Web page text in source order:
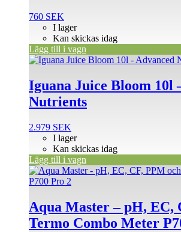
760 SEK
I lager
Kan skickas idag
Lägg till i vagn
Iguana Juice Bloom 10l
Nutrients
2.979 SEK
I lager
Kan skickas idag
Lägg till i vagn
Aqua Master – pH, EC,
Termo Combo Meter